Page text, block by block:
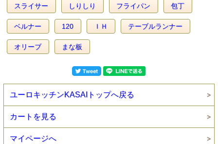
スライサー しりしり フライパン 包丁
ベルナー 120 ＩＨ テーブルランナー
オリーブ まな板
ユーロキッチンKASAIトップへ戻る
カートを見る
マイページへ